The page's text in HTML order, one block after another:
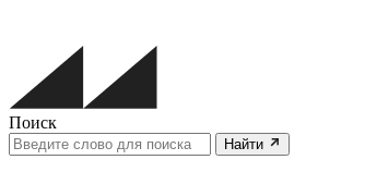
Поиск
Найти